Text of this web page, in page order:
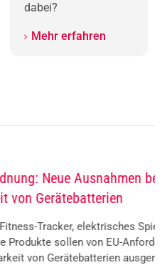
dabei?
Mehr erfahren
Ausnahmen bei der
elektrisches Spielzeug
von EU-Anforderungen
ausgenommen